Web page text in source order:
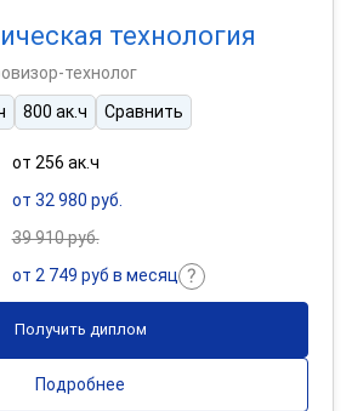
технология
технолог
800 ак.ч Сравнить
от 256 ак.ч
от 32 980 руб.
39 910 руб.
от 2 749 руб в месяц
Получить диплом
Подробнее